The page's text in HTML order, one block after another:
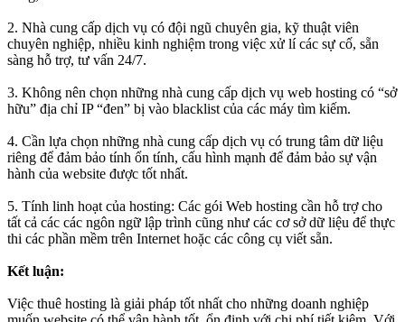
2. Nhà cung cấp dịch vụ có đội ngũ chuyên gia, kỹ thuật viên
chuyên nghiệp, nhiều kinh nghiệm trong việc xử lí các sự cố, sẵn
sàng hỗ trợ, tư vấn 24/7.
3. Không nên chọn những nhà cung cấp dịch vụ web hosting có “sở
hữu” địa chỉ IP “đen” bị vào blacklist của các máy tìm kiếm.
4. Cần lựa chọn những nhà cung cấp dịch vụ có trung tâm dữ liệu
riêng để đảm bảo tính ổn tính, cấu hình mạnh để đảm bảo sự vận
hành của website được tốt nhất.
5. Tính linh hoạt của hosting: Các gói Web hosting cần hỗ trợ cho
tất cả các các ngôn ngữ lập trình cũng như các cơ sở dữ liệu để thực
thi các phần mềm trên Internet hoặc các công cụ viết sẵn.
Kết luận:
Việc thuê hosting là giải pháp tốt nhất cho những doanh nghiệp